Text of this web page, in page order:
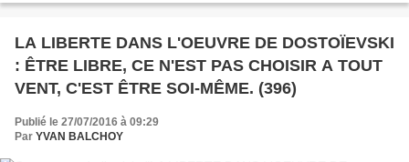
LA LIBERTE DANS L'OEUVRE DE DOSTOÏEVSKI
: ÊTRE LIBRE, CE N'EST PAS CHOISIR A TOUT
VENT, C'EST ÊTRE SOI-MÊME. (396)
Publié le 27/07/2016 à 09:29
Par YVAN BALCHOY